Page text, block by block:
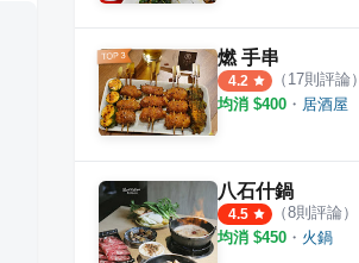
燃 手串
4.2 （ 17則評論）
均消 $400 ・ 居酒屋
八石什鍋
4.5 （8則評論）
均消 $450 ・ 火鍋